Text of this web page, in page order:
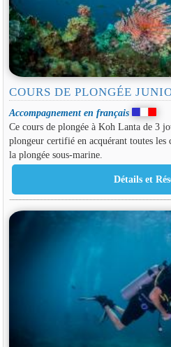
COURS DE PLONGÉE
Accompagnement en français
Ce cours de plongée à Koh Lanta de 3
plongeur certifié en acquérant toutes les
la plongée sous-marine.